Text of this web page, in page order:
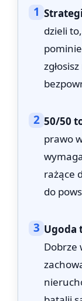
1
dzieli
2 50/50
prawo
rażące
do
3 Ugoda
Dobrze